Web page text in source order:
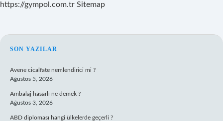
https://gympol.com.tr Sitemap
SIDEBAR
SON YAZILAR
Avene cicalfate nemlendirici mi ?
Ağustos 5, 2026
Ambalaj hasarlı ne demek ?
Ağustos 3, 2026
ABD diploması hangi ülkelerde geçerli ?